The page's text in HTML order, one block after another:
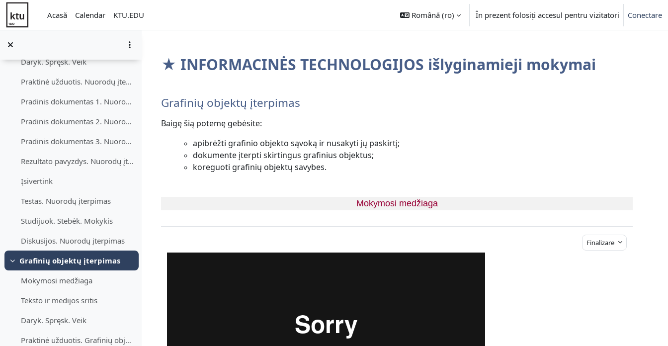
Sari la conţinutul principal
Acasă
Calendar KTU.EDU Română ‎(ro)‎ În prezent folosiți accesul pentru vizitatori Conectare
Derulează
Nuorodų įterpimas
Mokymosi medžiaga
Daryk. Spręsk. Veik
Praktinė užduotis. Nuorodų įterpimas
Pradinis dokumentas 1. Nuorodų įterpimas
Pradinis dokumentas 2. Nuorodų įterpimas
Pradinis dokumentas 3. Nuorodų įterpimas
Rezultato pavyzdys. Nuorodų įterpimas
Įsivertink
Testas. Nuorodų įterpimas
Studijuok. Stebėk. Mokykis
Diskusijos. Nuorodų įterpimas
Derulează
Grafinių objektų įterpimas
Mokymosi medžiaga
Teksto ir medijos sritis
Daryk. Spręsk. Veik
Praktinė užduotis. Grafinių objektų įterpimas
★ INFORMACINĖS TECHNOLOGIJOS išlyginamieji mokymai
Contur secțiune
Grafinių objektų įterpimas
Baigę šią potemę gebėsite:
apibrėžti grafinio objekto sąvoką ir nusakyti jų paskirtį;
dokumente įterpti skirtingus grafinius objektus;
koreguoti grafinių objektų savybes.
Mokymosi medžiaga
Finalizare